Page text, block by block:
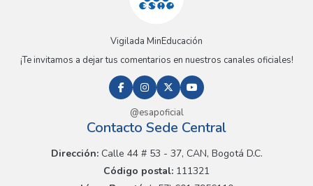
Vigilada MinEducación
¡Te invitamos a dejar tus comentarios en nuestros canales oficiales!
@esapoficial
Contacto Sede Central
Dirección:Calle 44 # 53 - 37, CAN, Bogotá D.C.
Código postal: 111321